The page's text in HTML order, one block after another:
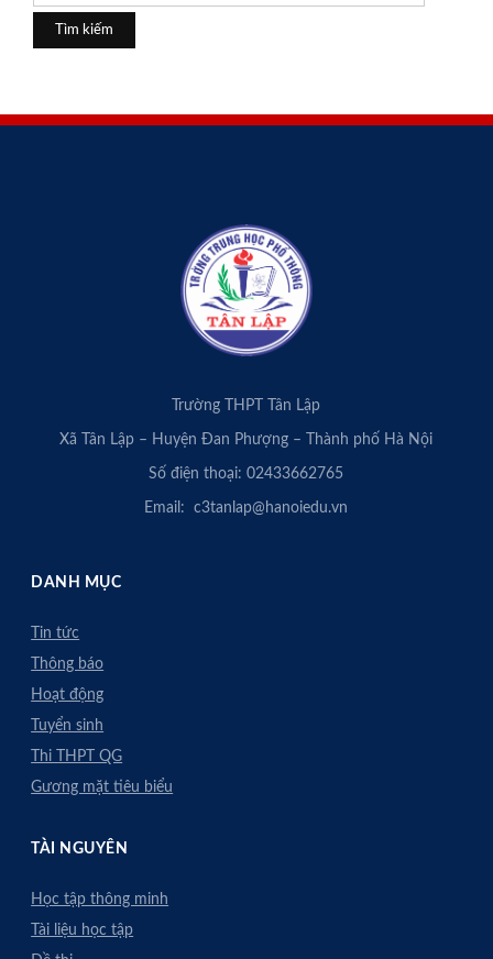
Trường THPT Tân Lập
Xã Tân Lập – Huyện Đan Phượng – Thành phố Hà Nội
Số điện thoại: 02433662765
Email: c3tanlap@hanoiedu.vn
DANH MỤC
Tin tức
Thông báo
Hoạt động
Tuyển sinh
Thi THPT QG
Gương mặt tiêu biểu
TÀI NGUYÊN
Học tập thông minh
Tài liệu học tập